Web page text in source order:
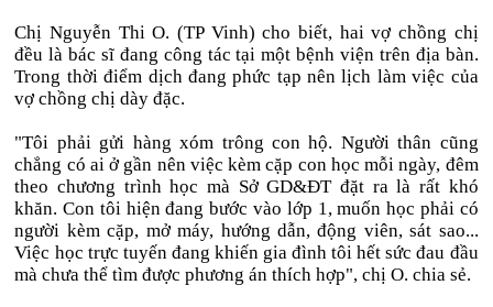
Chị Nguyễn Thi O. (TP Vinh) cho biết, hai vợ chồng chị
đều là bác sĩ đang công tác tại một bệnh viện trên địa bàn.
Trong thời điểm dịch đang phức tạp nên lịch làm việc của
vợ chồng chị dày đặc.
"Tôi phải gửi hàng xóm trông con hộ. Người thân cũng
chẳng có ai ở gần nên việc kèm cặp con học mỗi ngày, đêm
theo chương trình học mà Sở GD&ĐT đặt ra là rất khó
khăn. Con tôi hiện đang bước vào lớp 1, muốn học phải có
người kèm cặp, mở máy, hướng dẫn, động viên, sát sao...
Việc học trực tuyến đang khiến gia đình tôi hết sức đau đầu
mà chưa thể tìm được phương án thích hợp", chị O. chia sẻ.